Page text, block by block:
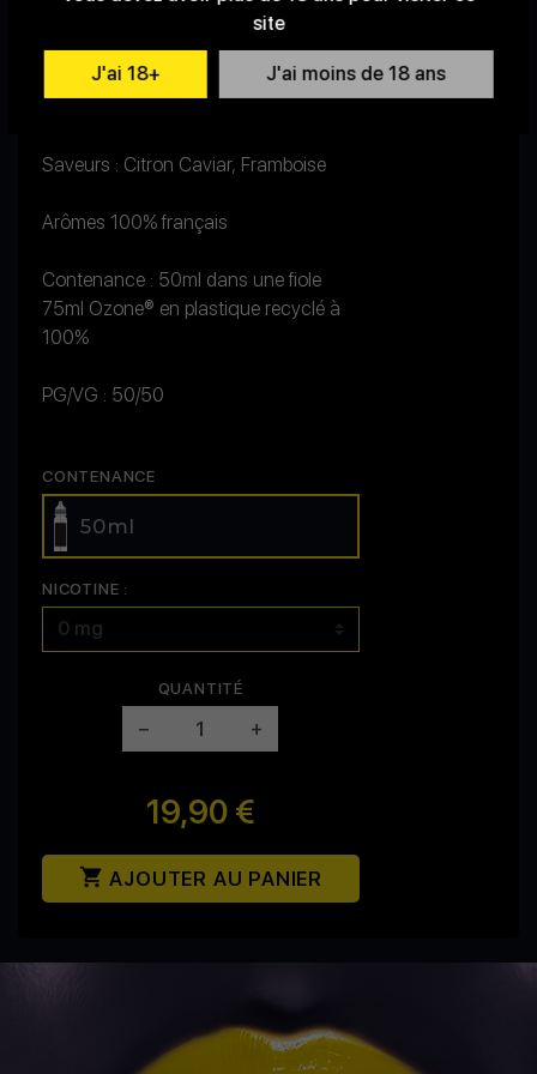
site
J'ai 18+ J'ai moins de 18 ans
Il enchantera vos papilles et réveillera
votre soleil intérieur !
Votre bisou a une nouvelle couleur :
Saveurs : Citron Caviar, Framboise
Arômes 100% français
Contenance : 50ml dans une fiole
75ml Ozone® en plastique recyclé à
100%
PG/VG : 50/50
CONTENANCE
50ml
NICOTINE :
QUANTITÉ
− +
19,90 €
 AJOUTER AU PANIER